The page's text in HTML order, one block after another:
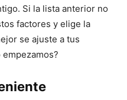
Si la lista anterior no
factores y elige la
se ajuste a tus